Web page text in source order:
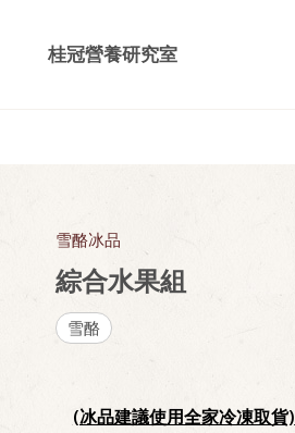
桂冠營養研究室
雪酪冰品
綜合水果組
雪酪
(冰品建議使用全家冷凍取貨)